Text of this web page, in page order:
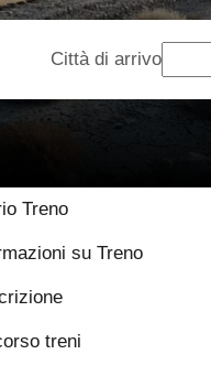
Città di arrivo
Treno
su Treno
treni